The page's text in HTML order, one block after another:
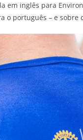
em inglês para
o português – e